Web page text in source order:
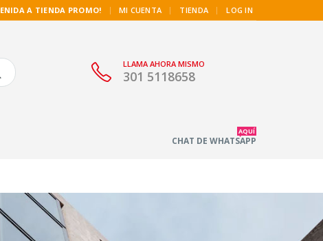
A TIENDA PROMO! | MI CUENTA TIENDA LOG IN
LLAMA AHORA MISMO
301 5118658
CHAT DE WHATSAPP
AQUÍ